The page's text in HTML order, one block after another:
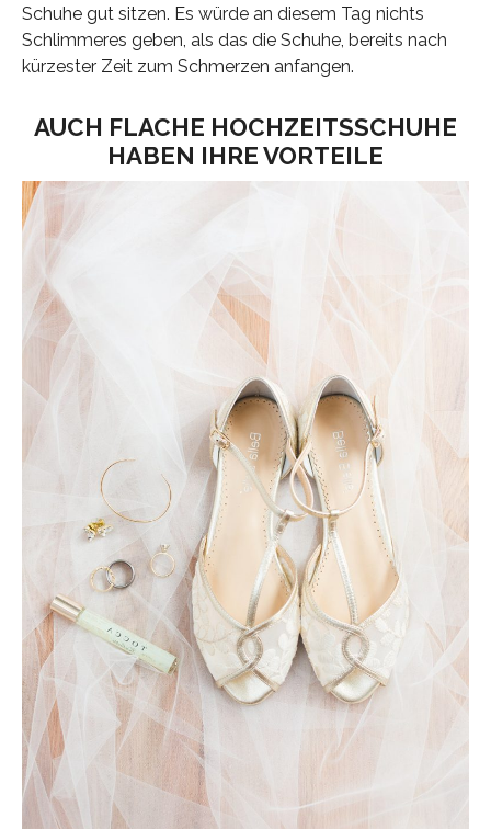
Schuhe gut sitzen. Es würde an diesem Tag nichts
Schlimmeres geben, als das die Schuhe, bereits nach
kürzester Zeit zum Schmerzen anfangen.
AUCH FLACHE HOCHZEITSSCHUHE
HABEN IHRE VORTEILE